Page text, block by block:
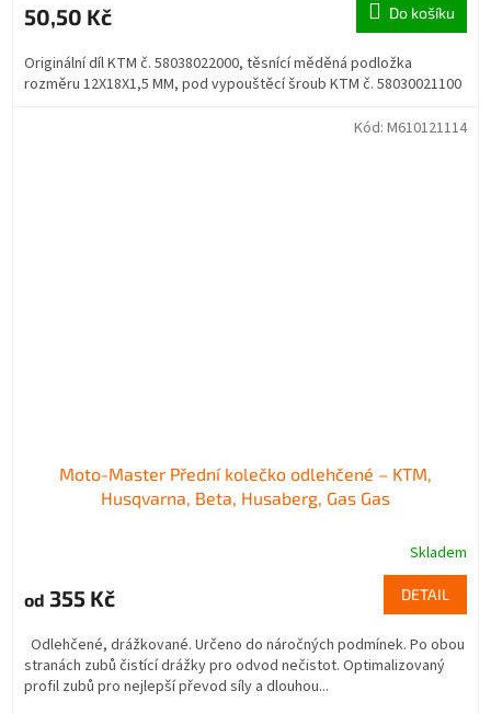
50,50 Kč Do košíku
Originální díl KTM č. 58038022000, těsnící měděná podložka
rozměru 12X18X1,5 MM, pod vypouštěcí šroub KTM č. 58030021100
Moto-Master Přední kolečko odlehčené – KTM,
Husqvarna, Beta, Husaberg, Gas Gas
Skladem
od 355 Kč DETAIL
Odlehčené, drážkované. Určeno do náročných podmínek. Po obou
stranách zubů čistící drážky pro odvod nečistot. Optimalizovaný
profil zubů pro nejlepší převod síly a dlouhou...
Kód: M610121114